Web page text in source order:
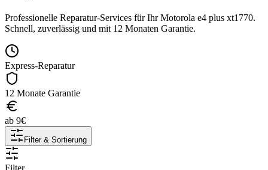
Professionelle Reparatur-Services für IhrMotorola e4 plus xt1770.
Schnell, zuverlässig und mit 12 Monaten Garantie.
Express-Reparatur
12 Monate Garantie
ab 9€
Filter & Sortierung
Filter